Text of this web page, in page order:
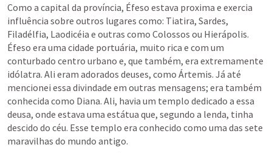
Como a capital da província, Éfeso estava proxima e exercia
influência sobre outros lugares como: Tiatira, Sardes,
Filadélfia, Laodicéia e outras como Colossos ou Hierápolis.
Éfeso era uma cidade portuária, muito rica e com um
conturbado centro urbano e, que também, era extremamente
idólatra. Ali eram adorados deuses, como Ártemis. Já até
mencionei essa divindade em outras mensagens; era também
conhecida como Diana. Ali, havia um templo dedicado a essa
deusa, onde estava uma estátua que, segundo a lenda, tinha
descido do céu. Esse templo era conhecido como uma das sete
maravilhas do mundo antigo.